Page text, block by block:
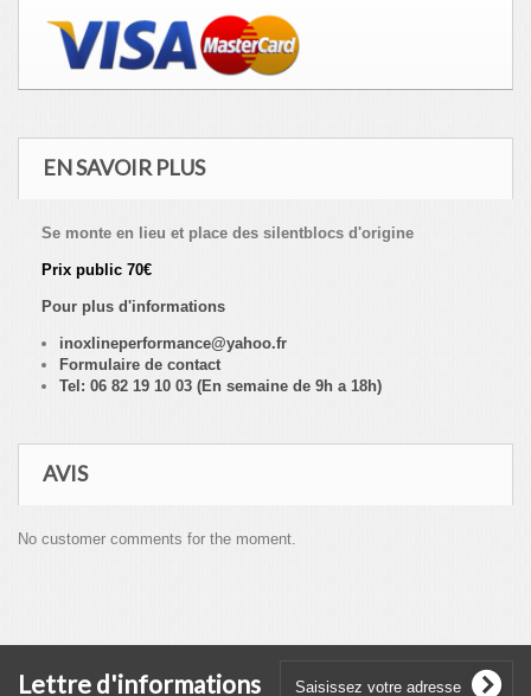
EN SAVOIR PLUS
Se monte en lieu et place des silentblocs d'origine
Prix public 70€
Pour plus d'informations
inoxlineperformance@yahoo.fr
Formulaire de contact
Tel: 06 82 19 10 03 (En semaine de 9h a 18h)
AVIS
No customer comments for the moment.
Lettre d'informations